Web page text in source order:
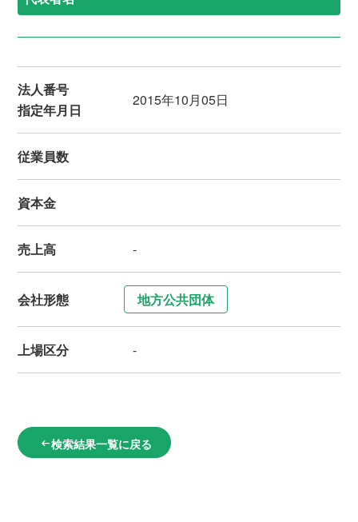
法人番号
指定年月日
2015年10月05日
従業員数
資本金
売上高 -
会社形態 地方公共団体
上場区分 -
arrow_left_alt検索結果一覧に戻る